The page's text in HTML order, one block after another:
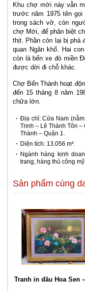
Khu chợ mới này vẫn
trước năm 1975 tên
trong sách vở, còn
chợ Mới, để phân biệt
thịt. Phần còn lại bị
quan Ngân khố. Hai
còn là bến xe đò miền
được dời đi chỗ khác.
Chợ Bến Thành hoạt
đến 15 tháng 8 năm
chữa lớn.
Địa chỉ: Cửa Nam
Trinh – Lê Thánh Tôn
Thành – Quận 1.
Diện tích: 13.056 m².
Ngành hàng kinh
trang, hàng thủ công
Sản phẩm cùng
Tranh in dầu Hoa Sen